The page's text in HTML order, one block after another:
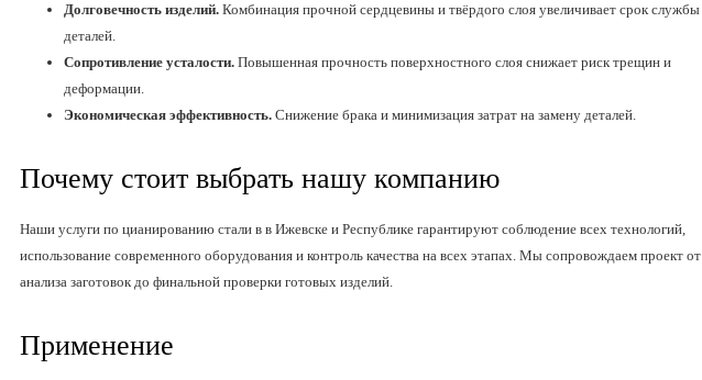
Долговечность изделий. Комбинация прочной сердцевины и твёрдого слоя увеличивает срок службы
деталей.
Сопротивление усталости. Повышенная прочность поверхностного слоя снижает риск трещин и
деформации.
Экономическая эффективность. Снижение брака и минимизация затрат на замену деталей.
Почему стоит выбрать нашу компанию
Наши услуги по цианированию стали в в Ижевске и Республике гарантируют соблюдение всех технологий,
использование современного оборудования и контроль качества на всех этапах. Мы сопровождаем проект от
анализа заготовок до финальной проверки готовых изделий.
Применение